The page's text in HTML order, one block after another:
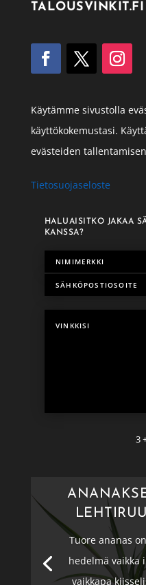
TALOUSVINKIT.FI
Käytämme sivustolla
käyttökokemustasi.
evästeiden
Tietosuojaseloste
HALUAISITKO JAKAA
KANSSA?
3
Tuore ananas
hedelmä vaikka
vaikkapa